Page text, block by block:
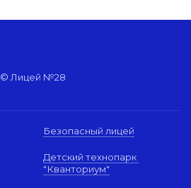
© Лицей №28
Безопасный лицей
Детский технопарк
"Кванториум"